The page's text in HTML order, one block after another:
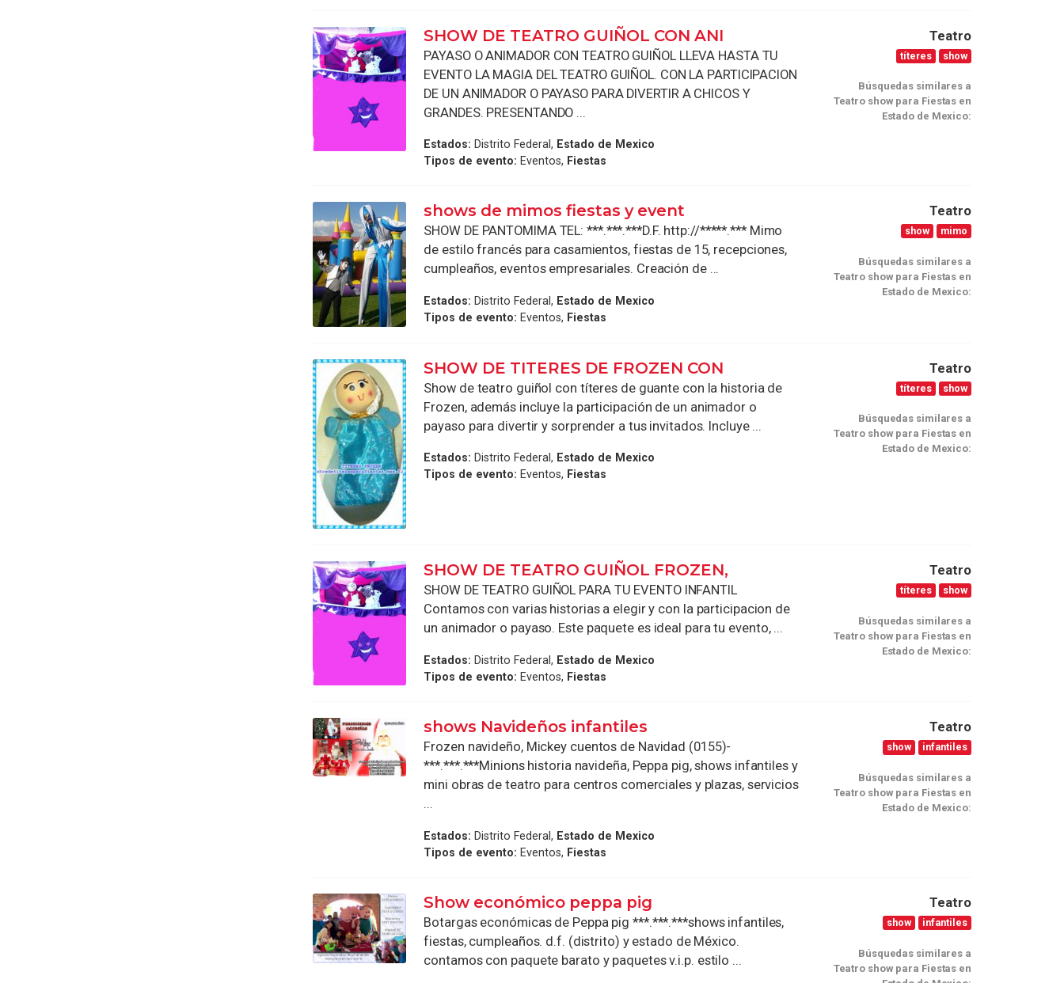
SHOW DE TEATRO GUIÑOL CON ANI
PAYASO O ANIMADOR CON TEATRO GUIÑOL LLEVA HASTA TU
EVENTO LA MAGIA DEL TEATRO GUIÑOL. CON LA PARTICIPACION
DE UN ANIMADOR O PAYASO PARA DIVERTIR A CHICOS Y
GRANDES. PRESENTANDO ...
Estados: Distrito Federal, Estado de Mexico
Tipos de evento: Eventos, Fiestas
Teatro
títeres show
Búsquedas similares a
Teatro show para Fiestas en
Estado de Mexico:
shows de mimos fiestas y event
SHOW DE PANTOMIMA TEL: ***.***.***D.F. http://*****.*** Mimo
de estilo francés para casamientos, fiestas de 15, recepciones,
cumpleaños, eventos empresariales. Creación de ...
Estados: Distrito Federal, Estado de Mexico
Tipos de evento: Eventos, Fiestas
Teatro
show mimo
Búsquedas similares a
Teatro show para Fiestas en
Estado de Mexico:
SHOW DE TITERES DE FROZEN CON
Show de teatro guiñol con títeres de guante con la historia de
Frozen, además incluye la participación de un animador o
payaso para divertir y sorprender a tus invitados. Incluye ...
Estados: Distrito Federal, Estado de Mexico
Tipos de evento: Eventos, Fiestas
Teatro
títeres show
Búsquedas similares a
Teatro show para Fiestas en
Estado de Mexico:
SHOW DE TEATRO GUIÑOL FROZEN,
SHOW DE TEATRO GUIÑOL PARA TU EVENTO INFANTIL
Contamos con varias historias a elegir y con la participacion de
un animador o payaso. Este paquete es ideal para tu evento, ...
Estados: Distrito Federal, Estado de Mexico
Tipos de evento: Eventos, Fiestas
Teatro
títeres show
Búsquedas similares a
Teatro show para Fiestas en
Estado de Mexico:
shows Navideños infantiles
Frozen navideño, Mickey cuentos de Navidad (0155)-
***.***.***Minions historia navideña, Peppa pig, shows infantiles y
mini obras de teatro para centros comerciales y plazas, servicios
...
Estados: Distrito Federal, Estado de Mexico
Tipos de evento: Eventos, Fiestas
Teatro
show infantiles
Búsquedas similares a
Teatro show para Fiestas en
Estado de Mexico:
Show económico peppa pig
Botargas económicas de Peppa pig ***.***.***shows infantiles,
fiestas, cumpleaños. d.f. (distrito) y estado de México.
contamos con paquete barato y paquetes v.i.p. estilo ...
Teatro
show infantiles
Búsquedas similares a
Teatro show para Fiestas en